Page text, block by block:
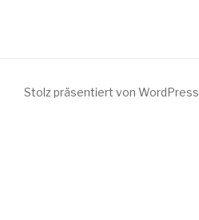
Stolz präsentiert von WordPress